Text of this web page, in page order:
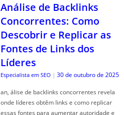
Análise de Backlinks
Concorrentes: Como
Descobrir e Replicar as
Fontes de Links dos
Líderes
Especialista em SEO | 30 de outubro de 2025
an, álise de backlinks concorrentes revela
onde líderes obtêm links e como replicar
essas fontes para aumentar autoridade e